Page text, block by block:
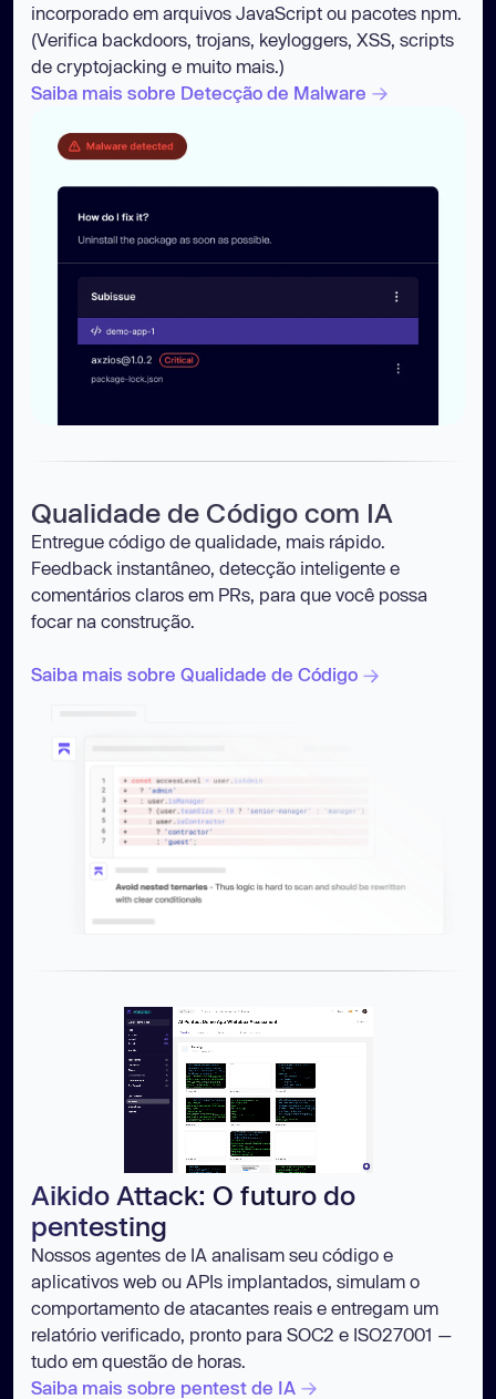
incorporado em arquivos JavaScript ou pacotes npm.
(Verifica backdoors, trojans, keyloggers, XSS, scripts
de cryptojacking e muito mais.)
Saiba mais sobre Detecção de Malware
Qualidade de Código com IA
Entregue código de qualidade, mais rápido.
Feedback instantâneo, detecção inteligente e
comentários claros em PRs, para que você possa
focar na construção.
Saiba mais sobre Qualidade de Código
Aikido Attack: O futuro do
pentesting
Nossos agentes de IA analisam seu código e
aplicativos web ou APIs implantados, simulam o
comportamento de atacantes reais e entregam um
relatório verificado, pronto para SOC2 e ISO27001 —
tudo em questão de horas.
Saiba mais sobre pentest de IA